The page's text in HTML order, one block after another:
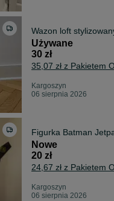
Wazon loft
Używane
30 zł
35,07 zł z Pakietem
Kargoszyn
06 sierpnia 2026
Figurka Batman
Nowe
20 zł
24,67 zł z Pakietem
Kargoszyn
06 sierpnia 2026